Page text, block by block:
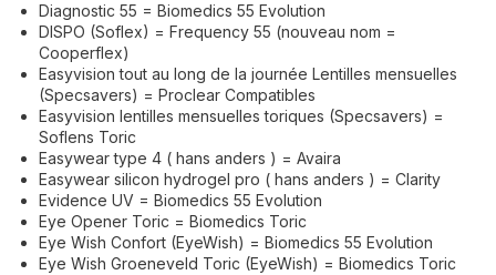
Diagnostic 55 = Biomedics 55 Evolution
DISPO (Soflex) = Frequency 55 (nouveau nom =
Cooperflex)
Easyvision tout au long de la journée Lentilles mensuelles
(Specsavers) = Proclear Compatibles
Easyvision lentilles mensuelles toriques (Specsavers) =
Soflens Toric
Easywear type 4 ( hans anders ) = Avaira
Easywear silicon hydrogel pro ( hans anders ) = Clarity
Evidence UV = Biomedics 55 Evolution
Eye Opener Toric = Biomedics Toric
Eye Wish Confort (EyeWish) = Biomedics 55 Evolution
Eye Wish Groeneveld Toric (EyeWish) = Biomedics Toric